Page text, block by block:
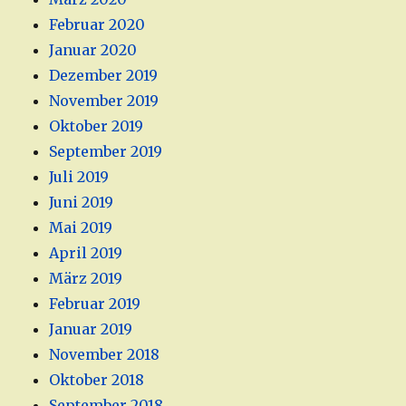
Februar 2020
Januar 2020
Dezember 2019
November 2019
Oktober 2019
September 2019
Juli 2019
Juni 2019
Mai 2019
April 2019
März 2019
Februar 2019
Januar 2019
November 2018
Oktober 2018